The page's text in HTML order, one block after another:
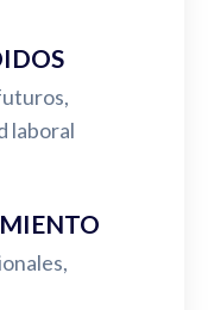
laboral